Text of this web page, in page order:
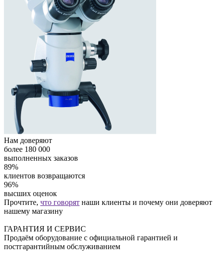
Нам доверяют
более 180 000
выполненных заказов
89%
клиентов возвращаются
96%
высших оценок
Прочтите, что говорят наши клиенты и почему они доверяют
нашему магазину
ГАРАНТИЯ И СЕРВИС
Продаём оборудование с официальной гарантией и
постгарантийным обслуживанием